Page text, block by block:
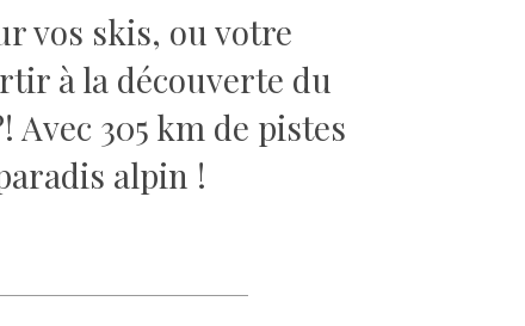
vos skis, ou votre
à la découverte du
Avec 305 km de pistes
alpin !